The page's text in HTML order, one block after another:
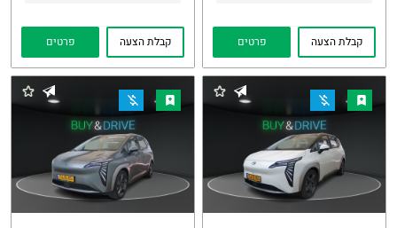
קבלת הצעה פרטים קבלת הצעה פרטים